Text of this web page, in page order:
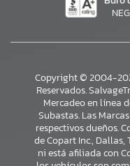
Copyright © 2004-
Reservados.
Mercadeo en línea
Subastas. Las
respectivos dueños.
de Copart Inc., Dallas,
ni está afiliada con